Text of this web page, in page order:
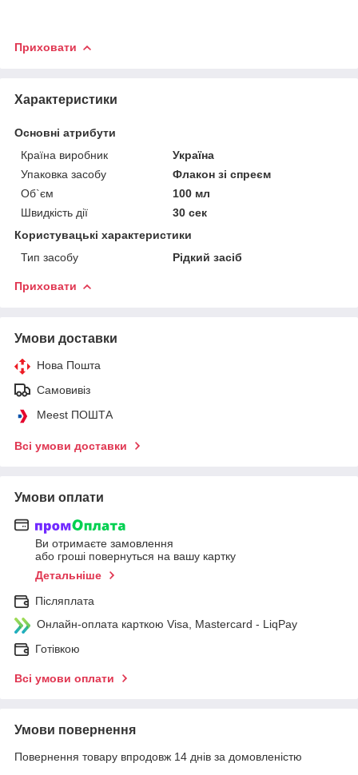
Приховати
Характеристики
Основні атрибути
Країна виробник
Україна
Упаковка засобу
Флакон зі спреєм
Об`єм
100 мл
Швидкість дії
30 сек
Користувацькі характеристики
Тип засобу
Рідкий засіб
Приховати
Умови доставки
Нова Пошта
Самовивіз
Meest ПОШТА
Всі умови доставки
Умови оплати
Ви отримаєте замовлення
або гроші повернуться на вашу картку
Детальніше
Післяплата
Онлайн-оплата карткою Visa, Mastercard - LiqPay
Готівкою
Всі умови оплати
Умови повернення
Повернення товару впродовж 14 днів за домовленістю